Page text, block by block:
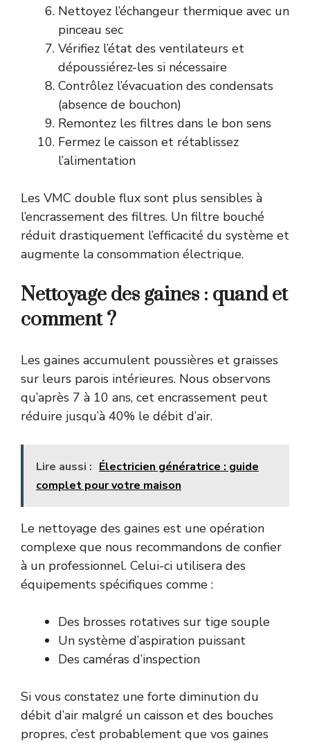
Nettoyez l’échangeur thermique avec un
pinceau sec
Vérifiez l’état des ventilateurs et
dépoussiérez-les si nécessaire
Contrôlez l’évacuation des condensats
(absence de bouchon)
Remontez les filtres dans le bon sens
Fermez le caisson et rétablissez
l’alimentation
Les VMC double flux sont plus sensibles à
l’encrassement des filtres. Un filtre bouché
réduit drastiquement l’efficacité du système et
augmente la consommation électrique.
Nettoyage des gaines : quand et
comment ?
Les gaines accumulent poussières et graisses
sur leurs parois intérieures. Nous observons
qu’après 7 à 10 ans, cet encrassement peut
réduire jusqu’à 40% le débit d’air.
Lire aussi : Électricien génératrice : guide
complet pour votre maison
Le nettoyage des gaines est une opération
complexe que nous recommandons de confier
à un professionnel. Celui-ci utilisera des
équipements spécifiques comme :
Des brosses rotatives sur tige souple
Un système d’aspiration puissant
Des caméras d’inspection
Si vous constatez une forte diminution du
débit d’air malgré un caisson et des bouches
propres, c’est probablement que vos gaines